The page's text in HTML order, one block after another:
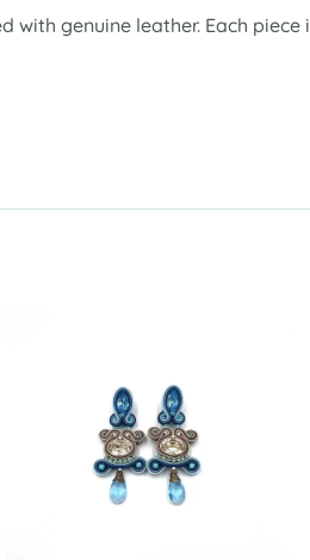
with genuine leather. Each piece